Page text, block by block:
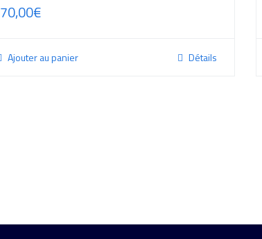
70,00€
Ajouter au panier Détails